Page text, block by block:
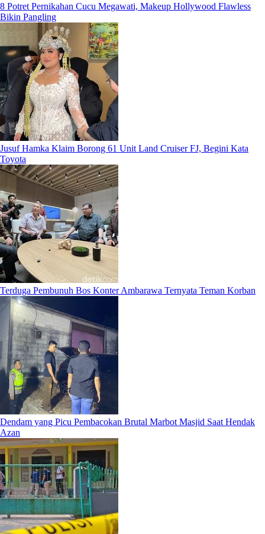
8 Potret Pernikahan Cucu Megawati, Makeup Hollywood Flawless
Bikin Pangling
Jusuf Hamka Klaim Borong 61 Unit Land Cruiser FJ, Begini Kata
Toyota
Terduga Pembunuh Bos Konter Ambarawa Ternyata Teman Korban
Dendam yang Picu Pembacokan Brutal Marbot Masjid Saat Hendak
Azan